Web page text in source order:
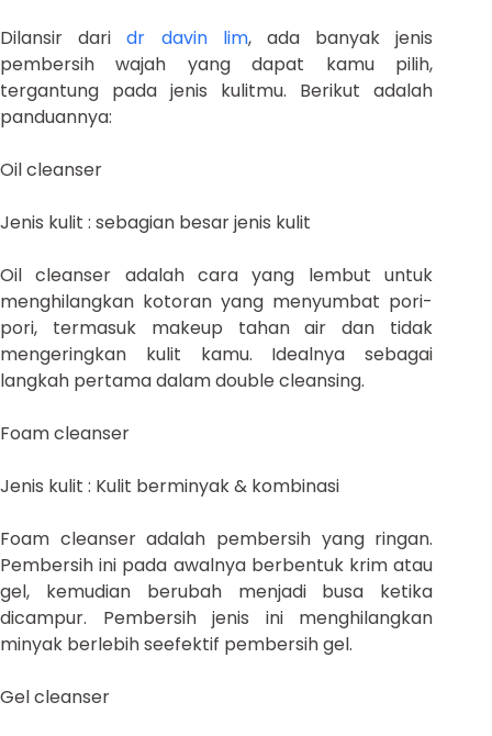
Dilansir dari dr davin lim, ada banyak jenis
pembersih wajah yang dapat kamu pilih,
tergantung pada jenis kulitmu. Berikut adalah
panduannya:
Oil cleanser
Jenis kulit : sebagian besar jenis kulit
Oil cleanser adalah cara yang lembut untuk
menghilangkan kotoran yang menyumbat pori-
pori, termasuk makeup tahan air dan tidak
mengeringkan kulit kamu. Idealnya sebagai
langkah pertama dalam double cleansing.
Foam cleanser
Jenis kulit : Kulit berminyak & kombinasi
Foam cleanser adalah pembersih yang ringan.
Pembersih ini pada awalnya berbentuk krim atau
gel, kemudian berubah menjadi busa ketika
dicampur. Pembersih jenis ini menghilangkan
minyak berlebih seefektif pembersih gel.
Gel cleanser